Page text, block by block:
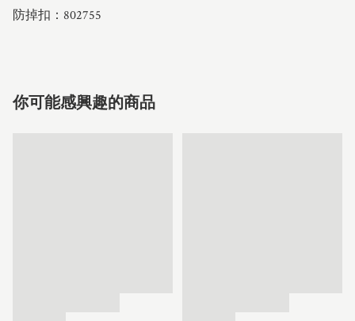
防掉扣：802755
你可能感興趣的商品